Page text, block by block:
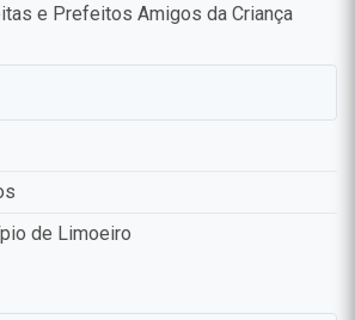
e Prefeitos Amigos da Criança
de Limoeiro